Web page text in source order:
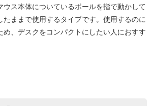
ウス本体についているボールを指で動かして
たままで使用するタイプです。使用するのに
め、デスクをコンパクトにしたい人におすす